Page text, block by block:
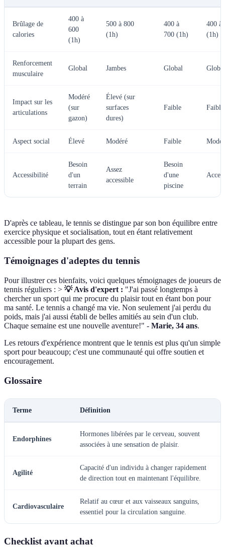
Brûlage de
calories
400 à
600
(1h)
500 à 800
(1h)
400 à
700 (1h)
400 à
(1h)
Renforcement
musculaire
Global Jambes Global Global
Impact sur les
articulations
Modéré
(sur
gazon)
Élevé (sur
surfaces
dures)
Faible Faible
Aspect social Élevé Modéré Faible
Accessibilité
Besoin
d'un
terrain
Assez
accessible
Besoin
d'une
piscine
D'après ce tableau, le tennis se distingue par son bon équilibre entre
exercice physique et socialisation, tout en étant relativement
accessible pour la plupart des gens.
Témoignages d'adeptes du tennis
Pour illustrer ces bienfaits, voici quelques témoignages de joueurs de
tennis réguliers : > 💡 Avis d'expert : "J'ai passé longtemps à
chercher un sport qui me procure du plaisir tout en étant bon pour
ma santé. Le tennis a changé ma vie. Non seulement j'ai perdu du
poids, mais j'ai aussi établi de belles amitiés au sein d'un club.
Chaque semaine est une nouvelle aventure!" - Marie, 34 ans.
Les retours d'expérience montrent que le tennis est plus qu'un simple
sport pour beaucoup; c'est une communauté qui offre soutien et
encouragement.
Glossaire
Terme Définition
Endorphines
Hormones libérées par le cerveau, souvent
associées à une sensation de plaisir.
Agilité
Capacité d'un individu à changer rapidement
de direction tout en maintenant l'équilibre.
Cardiovasculaire
Relatif au cœur et aux vaisseaux sanguins,
essentiel pour la circulation sanguine.
Checklist avant achat